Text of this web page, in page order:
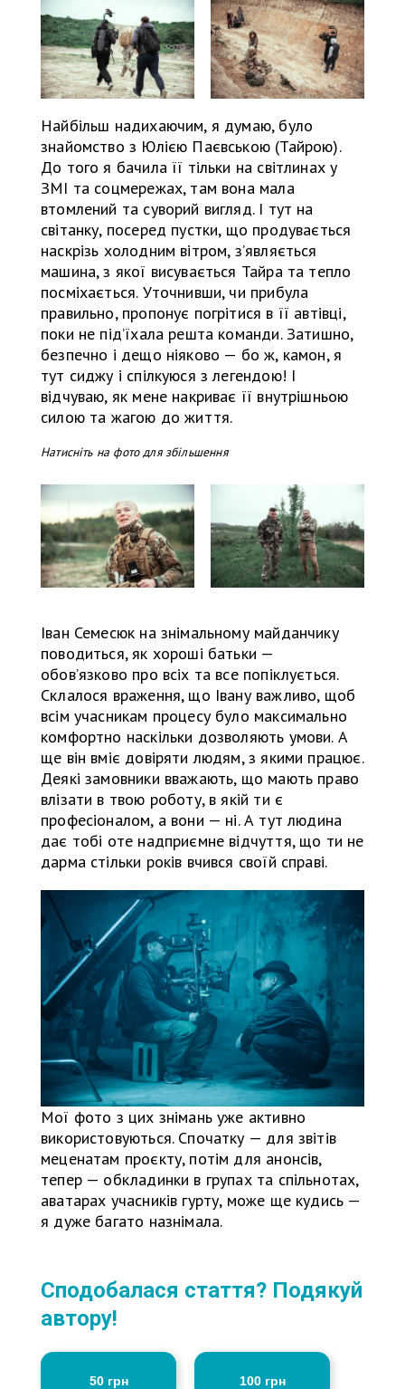
Найбільш надихаючим, я думаю, було
знайомство з Юлією Паєвською (Тайрою).
До того я бачила її тільки на світлинах у
ЗМІ та соцмережах, там вона мала
втомлений та суворий вигляд. І тут на
світанку, посеред пустки, що продувається
наскрізь холодним вітром, з’являється
машина, з якої висувається Тайра та тепло
посміхається. Уточнивши, чи прибула
правильно, пропонує погрітися в її автівці,
поки не під’їхала решта команди. Затишно,
безпечно і дещо ніяково — бо ж, камон, я
тут сиджу і спілкуюся з легендою! І
відчуваю, як мене накриває її внутрішньою
силою та жагою до життя.
Натисніть на фото для збільшення
Іван Семесюк на знімальному майданчику
поводиться, як хороші батьки —
обов’язково про всіх та все попіклується.
Склалося враження, що Івану важливо, щоб
всім учасникам процесу було максимально
комфортно наскільки дозволяють умови. А
ще він вміє довіряти людям, з якими працює.
Деякі замовники вважають, що мають право
влізати в твою роботу, в якій ти є
професіоналом, а вони — ні. А тут людина
дає тобі оте надприємне відчуття, що ти не
дарма стільки років вчився своїй справі.
Мої фото з цих знімань уже активно
використовуються. Спочатку — для звітів
меценатам проєкту, потім для анонсів,
тепер — обкладинки в групах та спільнотах,
аватарах учасників гурту, може ще кудись —
я дуже багато назнімала.
Сподобалася стаття? Подякуй
автору!
50 грн 100 грн